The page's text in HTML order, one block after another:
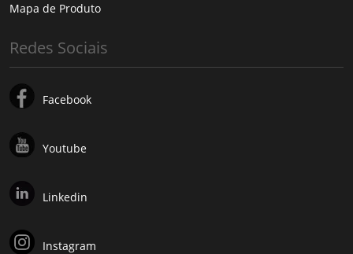
Mapa de Produto
Redes Sociais
Facebook
Youtube
Linkedin
Instagram